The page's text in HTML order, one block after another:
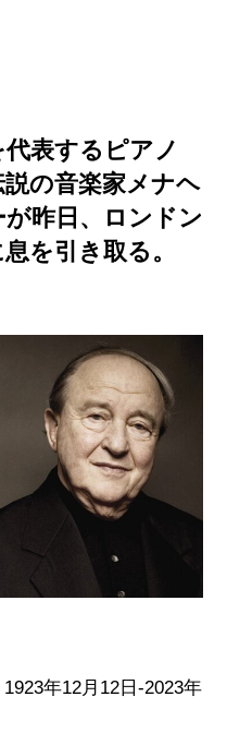
表するピアノ
の音楽家メナヘ
昨日、ロンドン
を引き取る。
年12月12日-2023年